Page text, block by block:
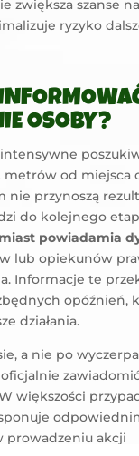
zwiększa szanse
ryzyko
OSOBY?
od miejsca
nie przynoszą
do kolejnego
powiadamia
lub opiekunów
Informacje te
opóźnień,
działania.
a nie po
większości
prowadzeniu akcji